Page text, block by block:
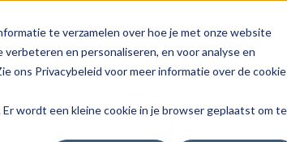
te verzamelen over hoe je met onze website
en personaliseren, en voor analyse en
ons Privacybeleid voor meer informatie over de
wordt een kleine cookie in je browser geplaatst om te